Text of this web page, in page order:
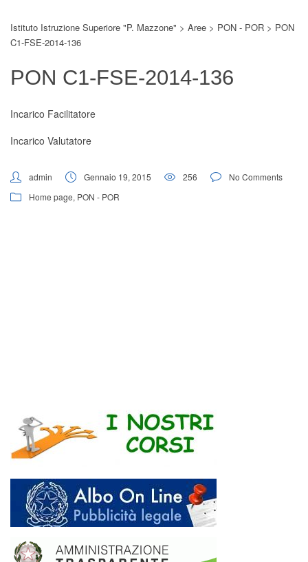
Potenziamoci
Istituto Istruzione Superiore "P. Mazzone" > Aree > PON - POR > PON
C1-FSE-2014-136
PON C1-FSE-2014-136
Incarico Facilitatore
Incarico Valutatore
admin Gennaio 19, 2015 256
No Comments
Home page, PON - POR